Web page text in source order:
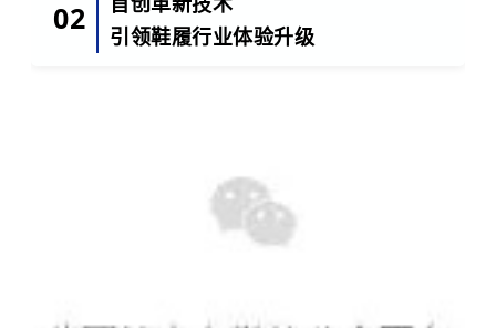
02
引领鞋履行业体验升级